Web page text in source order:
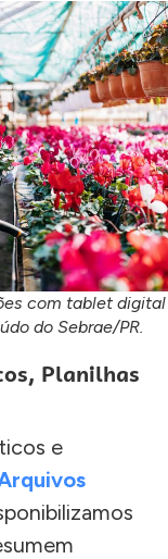
com tablet digital
do Sebrae/PR.
Planilhas
e